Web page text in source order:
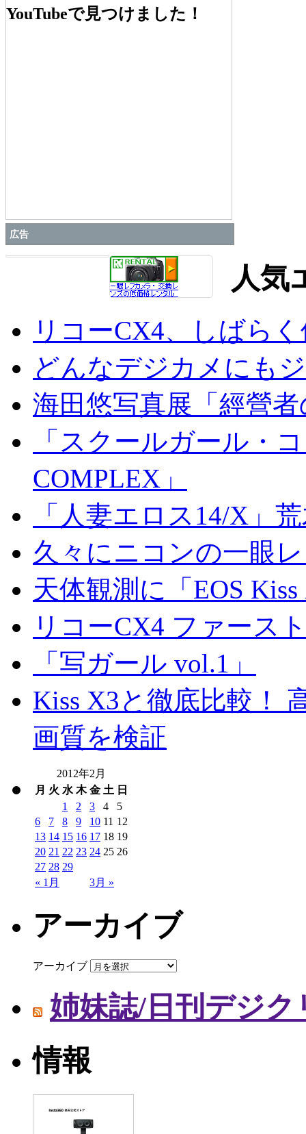
コラム,デジアナ逆十字固め…／上原ゼンジ
2010/04/06
YouTubeで見つけました！
広告
人気
リコーCX4、しばら
どんなデジカメにも
海田悠写真展「經營
「スクールガール・
COMPLEX」
「人妻エロス14/X」
久々にニコンの一眼
天体観測に「EOS
リコーCX4 ファース
「写ガール vol.1」
Kiss X3と徹底比較！
画質を検証
2012年2月
月 火 水 木 金 土 日
« 1月 3月 »
1 2 3 4
5
6
7 8 9 10 11 12
13 14 15 16 17 18 19
20 21 22 23 24 25 26
27 28 29
アーカイブ
アーカイブ
姉妹誌/日刊デジク
情報